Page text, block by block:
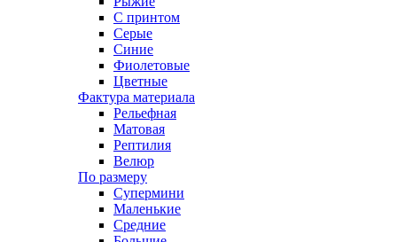
С принтом
Серые
Синие
Фиолетовые
Цветные
Фактура материала
Рельефная
Матовая
Рептилия
Велюр
По размеру
Супермини
Маленькие
Средние